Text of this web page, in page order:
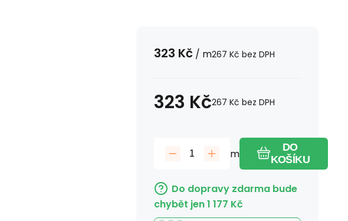
323 Kč / m267 Kč bez DPH
323 Kč267 Kč bez DPH
m
DO
KOŠÍKU
Do dopravy zdarma bude
chybět jen1 177 Kč